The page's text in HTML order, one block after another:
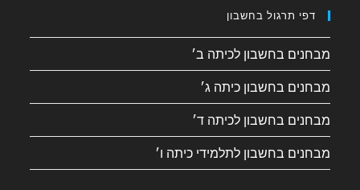
דפי תרגול בחשבון
מבחנים בחשבון לכיתה ב׳
מבחנים בחשבון כיתה ג׳
מבחנים בחשבון לכיתה ד׳
מבחנים בחשבון לתלמידי כיתה ו׳